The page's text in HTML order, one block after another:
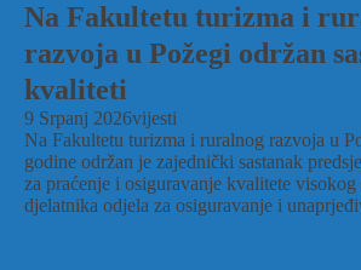
Na Fakultetu turizma i
razvoja u Požegi održan
kvaliteti
9 Srpanj 2026vijesti
Na Fakultetu turizma i ruralnog razvoja u
godine održan je zajednički sastanak
za praćenje i osiguravanje kvalitete visokog
djelatnika odjela za osiguravanje i